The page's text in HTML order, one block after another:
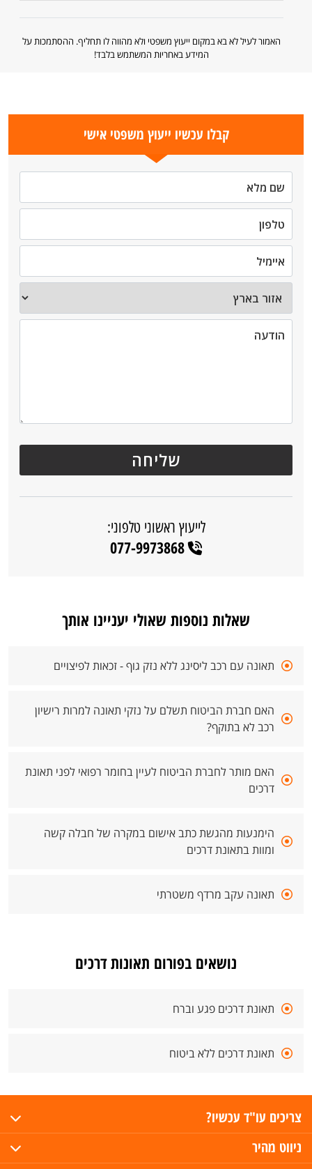
האמור לעיל לא בא במקום ייעוץ משפטי ולא מהווה לו תחליף. ההסתמכות על
המידע באחריות המשתמש בלבד!
קבלו עכשיו ייעוץ משפטי אישי
לייעוץ ראשוני טלפוני:
077-9973868
שאלות נוספות שאולי יעניינו אותך
תאונה עם רכב ליסינג ללא נזק גוף - זכאות לפיצויים
האם חברת הביטוח תשלם על נזקי תאונה למרות רישיון
רכב לא בתוקף?
האם מותר לחברת הביטוח לעיין בחומר רפואי לפני תאונת
דרכים
הימנעות מהגשת כתב אישום במקרה של חבלה קשה
ומוות בתאונת דרכים
תאונה עקב מרדף משטרתי
נושאים בפורום תאונות דרכים
תאונת דרכים פגע וברח
תאונת דרכים ללא ביטוח
צריכים עו"ד עכשיו?
ניווט מהיר